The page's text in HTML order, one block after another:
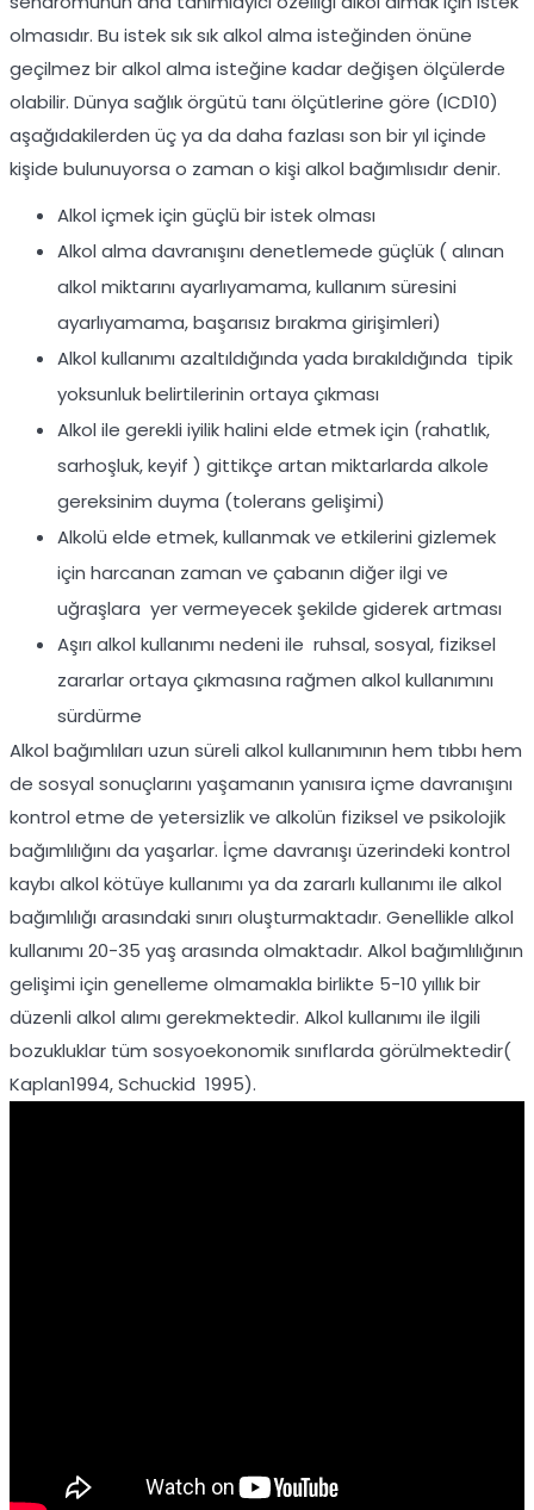
olmasıdır. Bu istek sık sık alkol alma isteğinden önüne
geçilmez bir alkol alma isteğine kadar değişen ölçülerde
olabilir. Dünya sağlık örgütü tanı ölçütlerine göre (ICD10)
aşağıdakilerden üç ya da daha fazlası son bir yıl içinde
kişide bulunuyorsa o zaman o kişi alkol bağımlısıdır denir.
Alkol içmek için güçlü bir istek olması
Alkol alma davranışını denetlemede güçlük ( alınan
alkol miktarını ayarlıyamama, kullanım süresini
ayarlıyamama, başarısız bırakma girişimleri)
Alkol kullanımı azaltıldığında yada bırakıldığında tipik
yoksunluk belirtilerinin ortaya çıkması
Alkol ile gerekli iyilik halini elde etmek için (rahatlık,
sarhoşluk, keyif ) gittikçe artan miktarlarda alkole
gereksinim duyma (tolerans gelişimi)
Alkolü elde etmek, kullanmak ve etkilerini gizlemek
için harcanan zaman ve çabanın diğer ilgi ve
uğraşlara yer vermeyecek şekilde giderek artması
Aşırı alkol kullanımı nedeni ile ruhsal, sosyal, fiziksel
zararlar ortaya çıkmasına rağmen alkol kullanımını
sürdürme
Alkol bağımlıları uzun süreli alkol kullanımının hem tıbbı hem
de sosyal sonuçlarını yaşamanın yanısıra içme davranışını
kontrol etme de yetersizlik ve alkolün fiziksel ve psikolojik
bağımlılığını da yaşarlar. İçme davranışı üzerindeki kontrol
kaybı alkol kötüye kullanımı ya da zararlı kullanımı ile alkol
bağımlılığı arasındaki sınırı oluşturmaktadır. Genellikle alkol
kullanımı 20-35 yaş arasında olmaktadır. Alkol bağımlılığının
gelişimi için genelleme olmamakla birlikte 5-10 yıllık bir
düzenli alkol alımı gerekmektedir. Alkol kullanımı ile ilgili
bozukluklar tüm sosyoekonomik sınıflarda görülmektedir(
Kaplan1994, Schuckid 1995).